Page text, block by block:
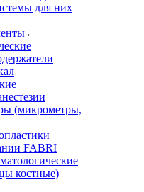
для них
(микрометры,
FABRI
костные)